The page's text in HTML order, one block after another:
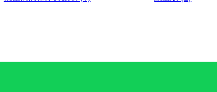
早朝8
、お仕事終わ
い。